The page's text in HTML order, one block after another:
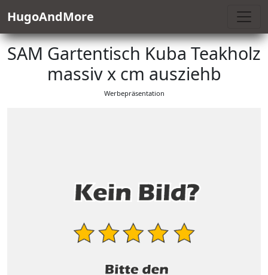
HugoAndMore
SAM Gartentisch Kuba Teakholz
massiv x cm ausziehb
Werbepräsentation